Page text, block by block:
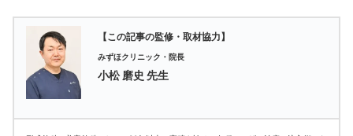
【この記事の監修・取材協力】
みずほクリニック・院長
小松 磨史 先生